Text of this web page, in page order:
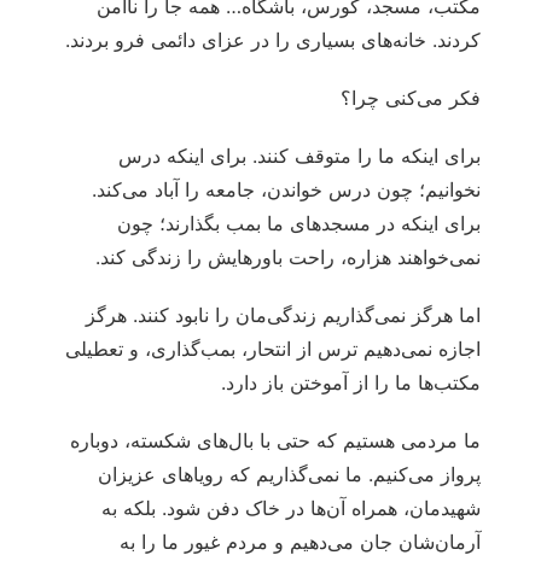
مکتب، مسجد، کورس، باشگاه… همه جا را ناامن
کردند. خانه‌های بسیاری را در عزای دائمی فرو بردند.
فکر می‌کنی چرا؟
برای اینکه ما را متوقف کنند. برای اینکه درس
نخوانیم؛ چون درس خواندن، جامعه را آباد می‌کند.
برای اینکه در مسجدهای‌ ما بمب بگذارند؛ چون
نمی‌خواهند هزاره، راحت باورهایش را زندگی کند.
اما هرگز نمی‌گذاریم زندگی‌مان را نابود کنند. هرگز
اجازه نمی‌دهیم ترس از انتحار، بمب‌گذاری، و تعطیلی
مکتب‌ها ما را از آموختن باز دارد.
ما مردمی هستیم که حتی با بال‌های شکسته، دوباره
پرواز می‌کنیم. ما نمی‌گذاریم که رویاهای عزیزان
شهیدمان، همراه آن‌ها در خاک دفن شود. بلکه به
آرمان‌شان جان می‌دهیم و مردم غیور ما را به